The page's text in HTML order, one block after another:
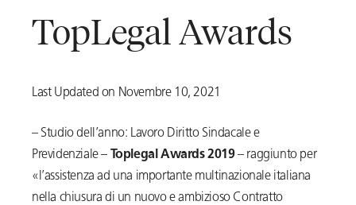
TopLegal Awards
Last Updated on Novembre 10, 2021
– Studio dell’anno: Lavoro Diritto Sindacale e
Previdenziale –
Toplegal Awards 2019– raggiunto per
«l’assistenza ad una importante multinazionale italiana
nella chiusura di un nuovo e ambizioso Contratto